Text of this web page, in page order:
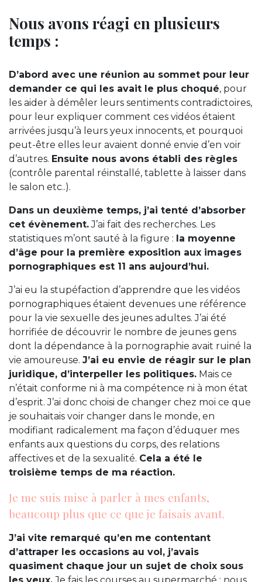
Nous avons réagi en plusieurs
temps :
D’abord avec une réunion au sommet pour leur
demander ce qui les avait le plus choqué, pour
les aider à démêler leurs sentiments contradictoires,
pour leur expliquer comment ces vidéos étaient
arrivées jusqu’à leurs yeux innocents, et pourquoi
peut-être elles leur avaient donné envie d’en voir
d’autres. Ensuite nous avons établi des règles
(contrôle parental réinstallé, tablette à laisser dans
le salon etc..).
Dans un deuxième temps, j’ai tenté d’absorber
cet évènement.J’ai fait des recherches. Les
statistiques m’ont sauté à la figure : la moyenne
d’âge pour la première exposition aux images
pornographiques est 11 ans aujourd’hui.
J’ai eu la stupéfaction d’apprendre que les vidéos
pornographiques étaient devenues une référence
pour la vie sexuelle des jeunes adultes. J’ai été
horrifiée de découvrir le nombre de jeunes gens
dont la dépendance à la pornographie avait ruiné la
vie amoureuse. J’ai eu envie de réagir sur le plan
juridique, d’interpeller les politiques. Mais ce
n’était conforme ni à ma compétence ni à mon état
d’esprit. J’ai donc choisi de changer chez moi ce que
je souhaitais voir changer dans le monde, en
modifiant radicalement ma façon d’éduquer mes
enfants aux questions du corps, des relations
affectives et de la sexualité. Cela a été le
troisième temps de ma réaction.
Je me suis mise à parler à mes enfants,
beaucoup plus que ce que je faisais avant.
J’ai vite remarqué qu’en me contentant
d’attraper les occasions au vol, j’avais
quasiment chaque jour un sujet de choix sous